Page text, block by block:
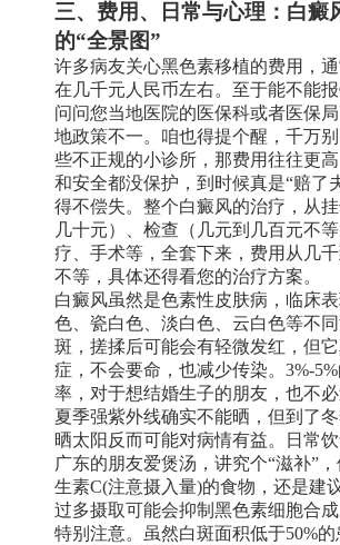
三、费用、日常与心理：白癜
的“全景图”
许多病友关心黑色素移植的费用，
在几千元人民币左右。至于能不能
问问您当地医院的医保科或者医保
地政策不一。咱也得提个醒，千万
些不正规的小诊所，那费用往往更
和安全都没保护，到时候真是“赔了
得不偿失。整个白癜风的治疗，从
几十元）、检查（几元到几百元不
疗、手术等，全套下来，费用从几
不等，具体还得看您的治疗方案。
白癜风虽然是色素性皮肤病，临床
色、瓷白色、淡白色、云白色等不
斑，搓揉后可能会有轻微发红，但
症，不会要命，也减少传染。3%-
率，对于想结婚生子的朋友，也不必
夏季强紫外线确实不能晒，但到了
晒太阳反而可能对病情有益。日常
广东的朋友爱煲汤，讲究个“滋补”
生素C(注意摄入量)的食物，还是建
过多摄取可能会抑制黑色素细胞合
特别注意。虽然白斑面积低于50%